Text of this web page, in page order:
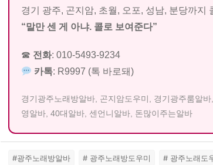
경기 광주, 곤지암, 초월, 오포, 성남, 분당까지
“말만 센 게 아냐. 콜로 보여준다”
☎ 전화: 010-5493-9234
카톡: R9997 (톡 바로돼)
경기광주노래방알바, 곤지암도우미, 경기광주룸알
영알바, 40대알바, 센언니알바, 돈많이주는알바
#광주노래방알바 # 광주노래방도우미 # 광주노래도